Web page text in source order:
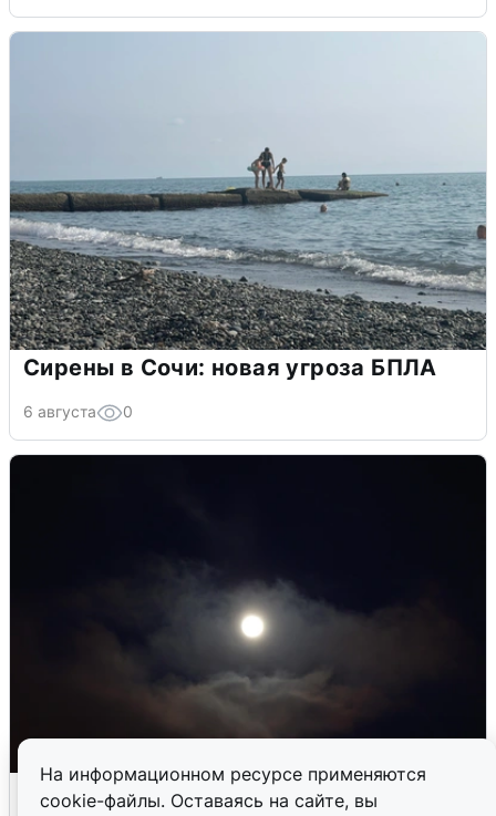
На информационном ресурсе применяются
cookie-файлы. Оставаясь на сайте, вы
Сирены в Сочи: новая угроза БПЛА
6 августа 0
В Воронеже прогремели взрывы